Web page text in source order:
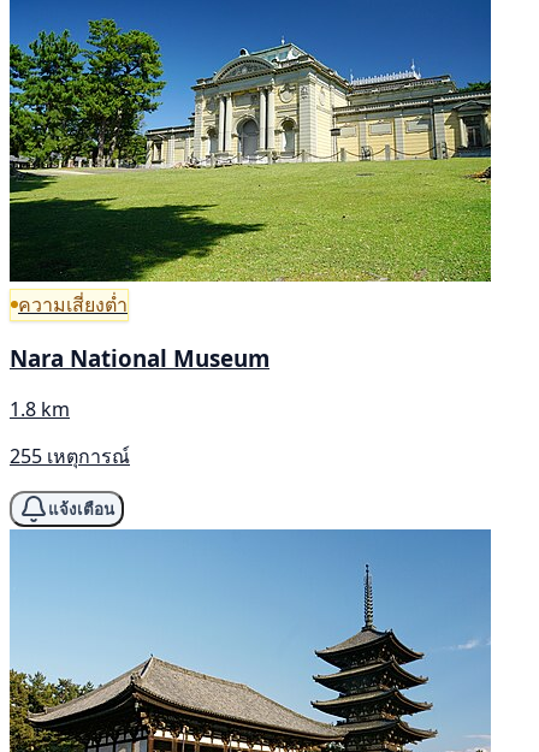
ความเสี่ยงต่ำ
Nara National Museum
1.8 km
255 เหตุการณ์
แจ้งเตือน